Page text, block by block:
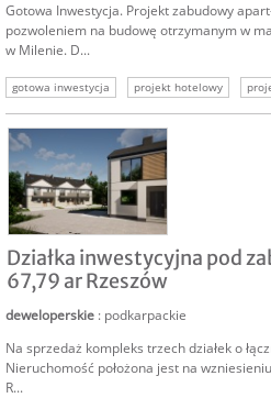
Gotowa Inwestycja. Projekt zabudowy
pozwoleniem na budowę otrzymanym w
w Milenie. D...
gotowa inwestycja projekt hotelowy
działk nad morzem
działka po aparthotel
sprzedam działkę hotel
Działka inwestycyjna pod
67,79 ar Rzeszów
deweloperskie : podkarpackie
Na sprzedaż kompleks trzech działek o
Nieruchomość położona jest na
R...